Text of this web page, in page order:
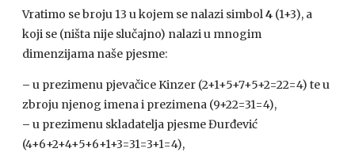
Vratimo se broju 13 u kojem se nalazi simbol4 (1+3), a
koji se (ništa nije slučajno) nalazi u mnogim
dimenzijama naše pjesme:
– u prezimenu pjevačice Kinzer (2+1+5+7+5+2=22=4) te u
zbroju njenog imena i prezimena (9+22=31=4),
– u prezimenu skladatelja pjesme Đurđević
(4+6+2+4+5+6+1+3=31=3+1=4),